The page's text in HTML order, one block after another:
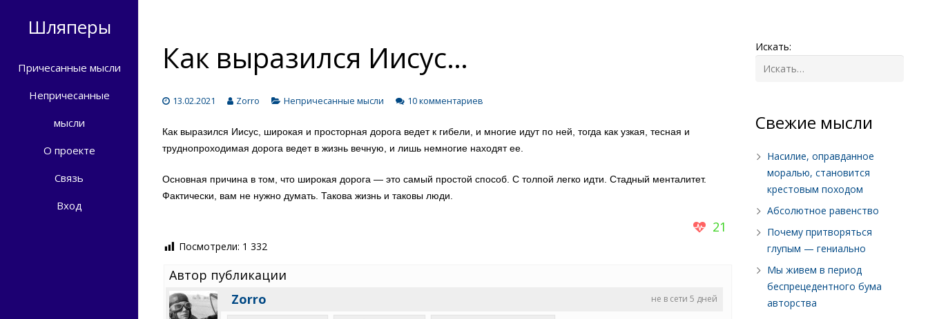
Шляперы
Причесанные мысли
Непричесанные
мысли
О проекте
Связь
Вход
Как выразился Иисус…
13.02.2021 Zorro Непричесанные мысли 10 комментариев
Как выразился Иисус, широкая и просторная дорога ведет к гибели, и многие идут по ней, тогда как узкая, тесная и
труднопроходимая дорога ведет в жизнь вечную, и лишь немногие находят ее.
Основная причина в том, что широкая дорога — это самый простой способ. С толпой легко идти. Стадный менталитет.
Фактически, вам не нужно думать. Такова жизнь и таковы люди.
21
Посмотрели: 1 332
Автор публикации
не в сети 5 дней
Zorro
Искать:
Cвежие мысли
Насилие, оправданное
моралью, становится
крестовым походом
Абсолютное равенство
Почему притворяться
глупым — гениально
Мы живем в период
беспрецедентного бума
авторства